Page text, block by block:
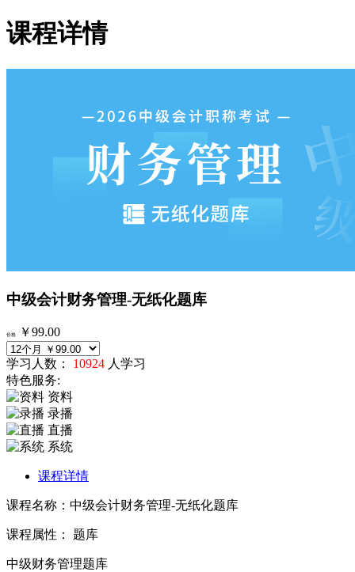
课程详情
中级会计财务管理-无纸化题库
价格 ￥99.00
学习人数： 10924 人学习
特色服务:
资料
录播
直播
系统
课程详情
课程名称：中级会计财务管理-无纸化题库
课程属性： 题库
中级财务管理题库